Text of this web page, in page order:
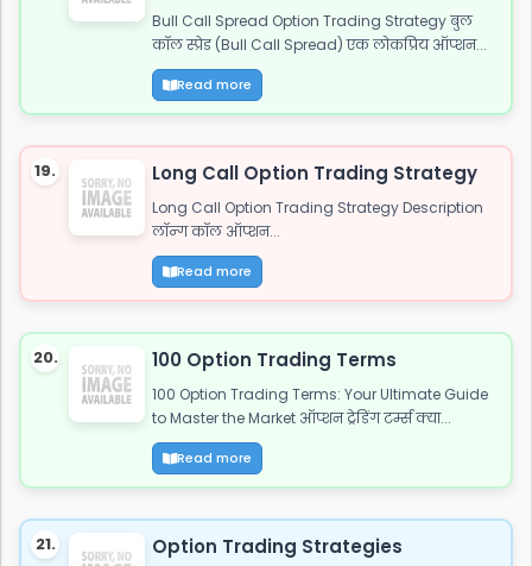
Bull Call Spread Option Trading Strategy बुल
कॉल स्प्रेड (Bull Call Spread) एक लोकप्रिय ऑप्शन...
Read more
19. Long Call Option Trading Strategy
Long Call Option Trading Strategy Description
लॉन्ग कॉल ऑप्शन...
Read more
20. 100 Option Trading Terms
100 Option Trading Terms: Your Ultimate Guide
to Master the Market ऑप्शन ट्रेडिंग टर्म्स क्या...
Read more
21. Option Trading Strategies